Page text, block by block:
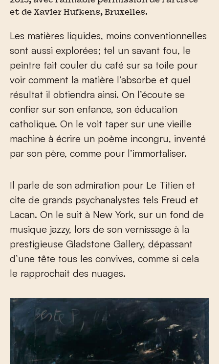
et de Xavier Hufkens, Bruxelles.
Les matières liquides, moins conventionnelles
sont aussi explorées; tel un savant fou, le
peintre fait couler du café sur sa toile pour
voir comment la matière l’absorbe et quel
résultat il obtiendra ainsi. On l’écoute se
confier sur son enfance, son éducation
catholique. On le voit taper sur une vieille
machine à écrire un poème incongru, inventé
par son père, comme pour l’immortaliser.
Il parle de son admiration pour Le Titien et
cite de grands psychanalystes tels Freud et
Lacan. On le suit à New York, sur un fond de
musique jazzy, lors de son vernissage à la
prestigieuse Gladstone Gallery, dépassant
d’une tête tous les convives, comme si cela
le rapprochait des nuages.